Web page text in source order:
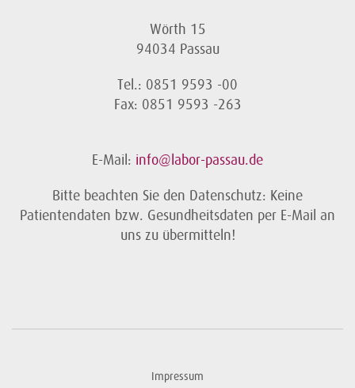
Wörth 15
94034 Passau
Tel.: 0851 9593 -00
Fax: 0851 9593 -263
E-Mail: info@labor-passau.de
Bitte beachten Sie den Datenschutz: Keine
Patientendaten bzw. Gesundheitsdaten per E-Mail an
uns zu übermitteln!
Impressum